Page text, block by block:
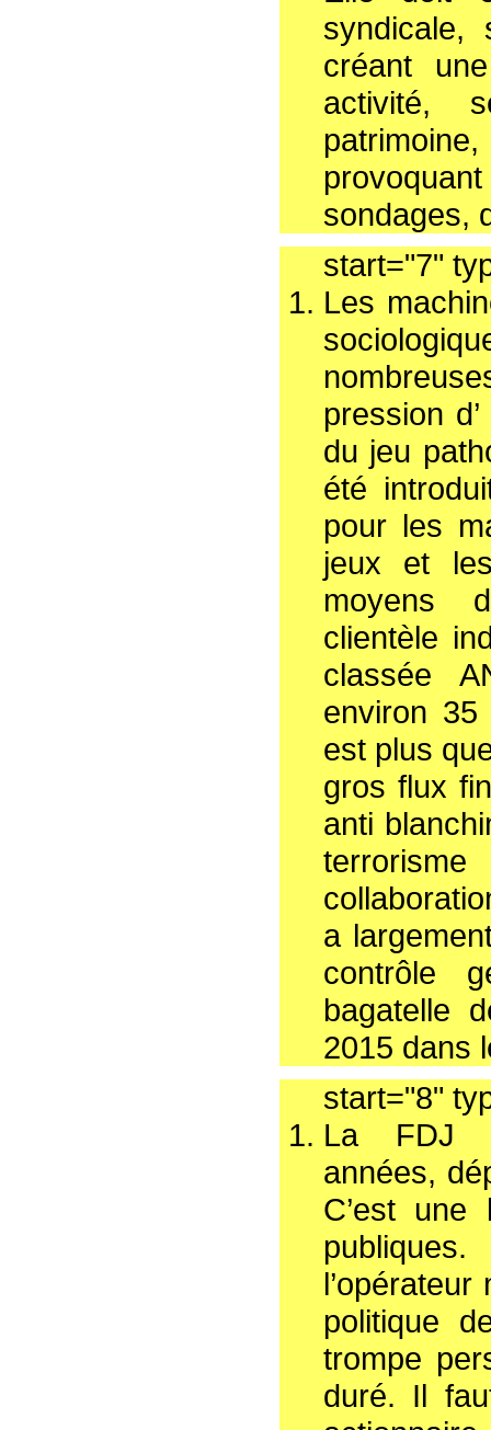
créant
activité,
sondages,
start="7"
Les
pression
du jeu
été
pour les
jeux et
moyens
clientèle
classée
environ 35
est plus
gros flux
anti
a
contrôle
bagatelle
2015 dans
start="8"
La FDJ
années,
C’est
politique
trompe
duré. Il